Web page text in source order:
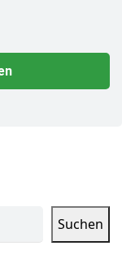
Suchen